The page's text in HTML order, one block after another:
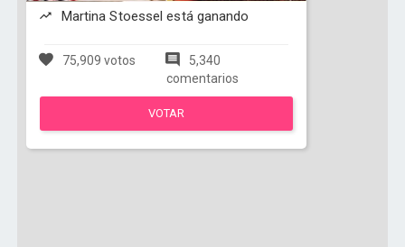
Martina Stoessel está ganando
75,909 votos
5,340
comentarios
VOTAR